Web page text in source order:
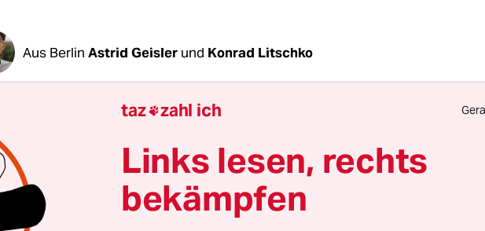
Aus Berlin Astrid Geisler und Konrad Litschko
tagte der NSU-Untersuchungsausschuss im
immer wieder durchleuchtete er die Taten der
– auch den Anschlag auf das Geschäft einer
Familie in der Kölner Probsteigasse im Januar
wurde die 19-jährige Tochter der Ladenbetreibers schwer
taz zahl ich
Links lesen, rechts
bekämpfen